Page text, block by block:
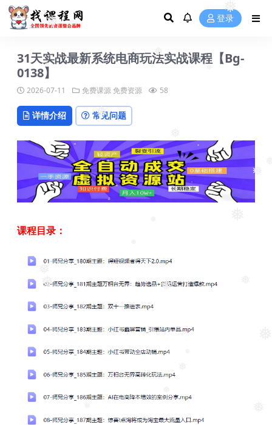
❅
❅
❅
❅
❅
❅
❅
❅
❅
❅
❅
登录
31天实战最新系统电商玩法实战课程【Bg-
0138】
2026-07-11 免费课源 免费资源 58
详情介绍 常见问题
课程目录：